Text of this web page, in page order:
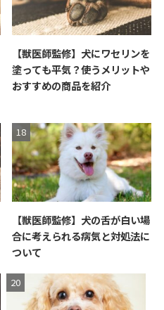
【獣医師監修】犬にワセリンを
塗っても平気？使うメリットや
おすすめの商品を紹介
【獣医師監修】犬の舌が白い場
合に考えられる病気と対処法に
ついて